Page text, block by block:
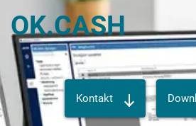
Über die AKDB
OK.CASH
Kontakt